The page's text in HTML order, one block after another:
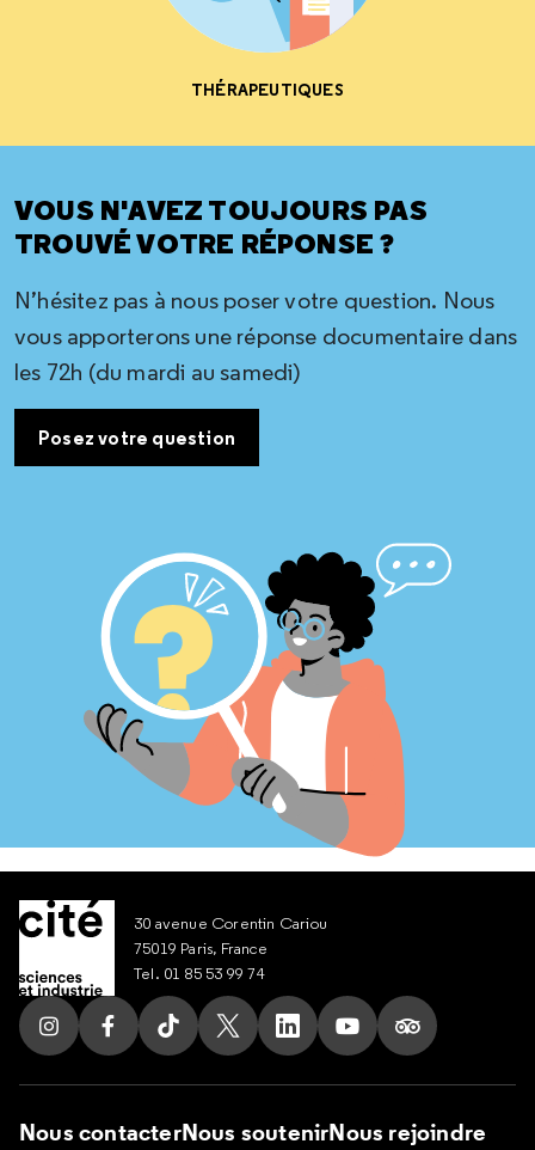
THÉRAPEUTIQUES
VOUS N'AVEZ TOUJOURS PAS
TROUVÉ VOTRE RÉPONSE ?
N’hésitez pas à nous poser votre question. Nous
vous apporterons une réponse documentaire dans
les 72h (du mardi au samedi)
Posez votre question
30 avenue Corentin Cariou
75019 Paris, France
Tel. 01 85 53 99 74
Suivez nous sur Instagram
Suivez nous sur Facebook
Suivez nous sur Tik Tok
Suivez nous sur X
Suivez nous sur LinkedIn
Suivez nous sur
Suivez nous
Nous contacterNous soutenirNous rejoindre